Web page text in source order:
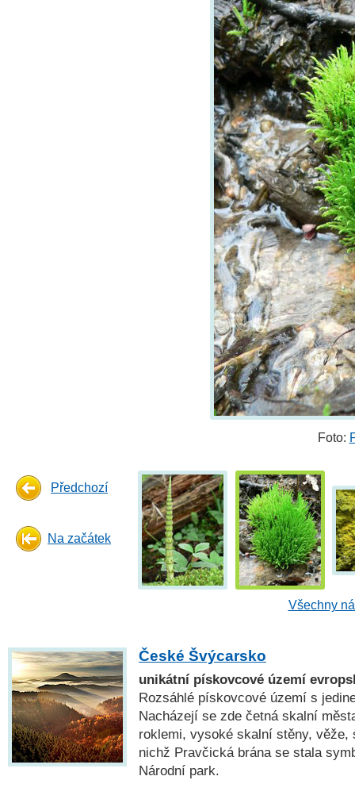
Foto:
Předchozí
Na začátek
Všechny
České Švýcarsko
unikátní pískovcové území
Rozsáhlé pískovcové území s
Nacházejí se zde četná skalní
roklemi, vysoké skalní stěny, věže,
nichž Pravčická brána se stala
Národní park.